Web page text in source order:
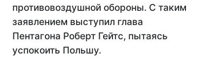
противовоздушной обороны. С таким
заявлением выступил глава
Пентагона Роберт Гейтс, пытаясь
успокоить Польшу.